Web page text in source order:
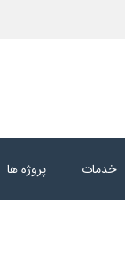
خدمات پروژه ها